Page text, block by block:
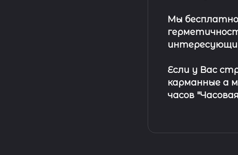
Мы
Если у Вас
карманные а
часов